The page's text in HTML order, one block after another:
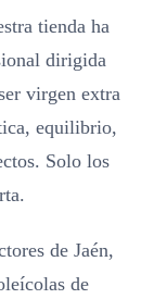
tienda ha
dirigida
virgen extra
equilibrio,
Solo los
de Jaén,
de